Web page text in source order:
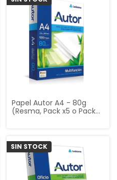
Papel Autor A4 - 80g
(Resma, Pack x5 o Pack
SIN STOCK